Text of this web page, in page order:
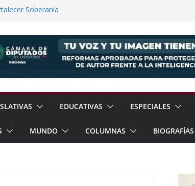
Soberanía
los Pueblos
Ante Presiones
EDUCATIVAS ESPECIALES
MUNDO COLUMNAS BIOGRAFÍAS